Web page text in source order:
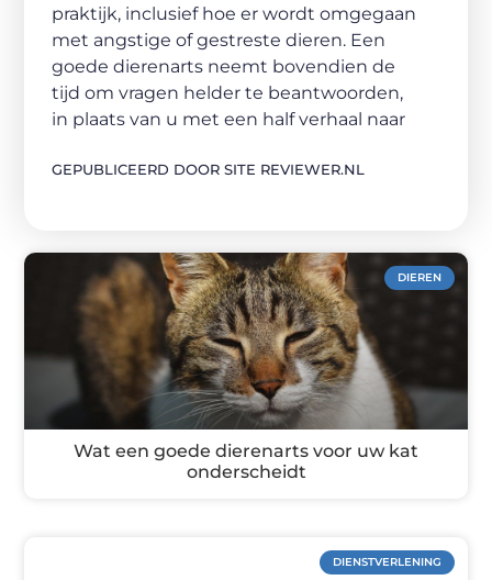
praktijk, inclusief hoe er wordt omgegaan
met angstige of gestreste dieren. Een
goede dierenarts neemt bovendien de
tijd om vragen helder te beantwoorden,
in plaats van u met een half verhaal naar
GEPUBLICEERD DOOR SITE REVIEWER.NL
DIEREN
Wat een goede dierenarts voor uw kat
onderscheidt
DIENSTVERLENING